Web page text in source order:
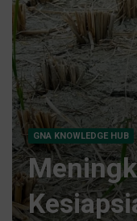
GNA KNOWLEDGE HUB